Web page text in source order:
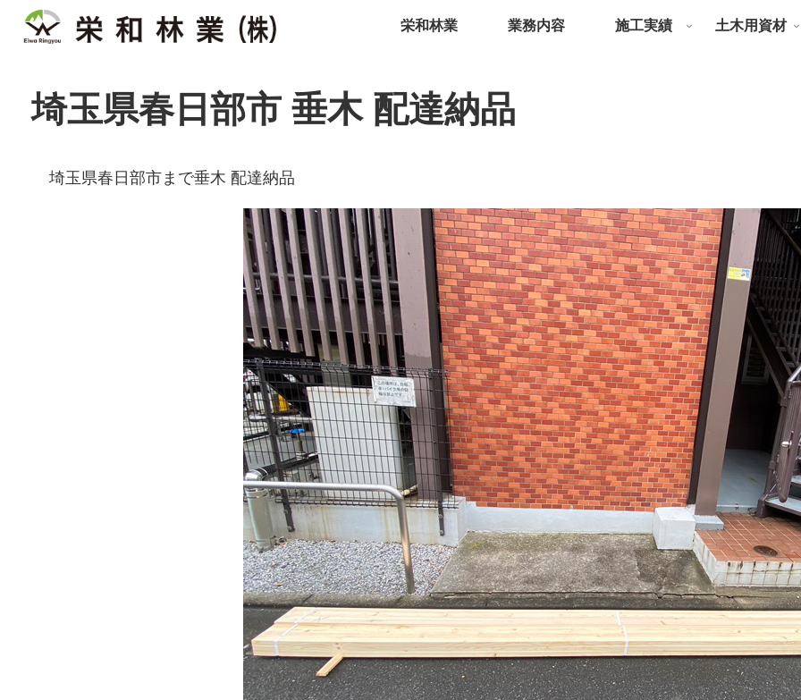
栄和林業 業務内容 施工実績 土木用資材
埼玉県春日部市 垂木 配達納品
埼玉県春日部市まで垂木 配達納品